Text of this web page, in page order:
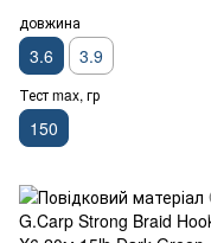
довжина
3.6 3.9
Тест max, гр
150